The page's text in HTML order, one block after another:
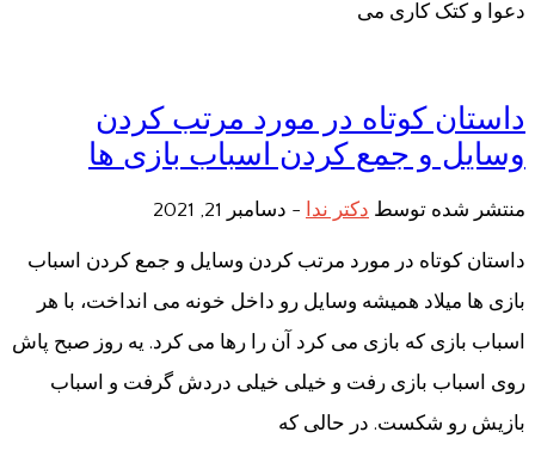
دعوا و کتک کاری می
داستان کوتاه در مورد مرتب کردن
وسایل و جمع کردن اسباب بازی ها
منتشر شده توسط دکتر ندا - دسامبر 21, 2021
داستان کوتاه در مورد مرتب کردن وسایل و جمع کردن اسباب
بازی ها میلاد همیشه وسایل رو داخل خونه می انداخت، با هر
اسباب بازی که بازی می کرد آن را رها می کرد. یه روز صبح پاش
روی اسباب بازی رفت و خیلی خیلی دردش گرفت و اسباب
بازیش رو شکست. در حالی که